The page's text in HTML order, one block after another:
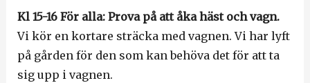
Kl 15-16 För alla: Prova på att åka häst och vagn.
Vi kör en kortare sträcka med vagnen. Vi har lyft
på gården för den som kan behöva det för att ta
sig upp i vagnen.